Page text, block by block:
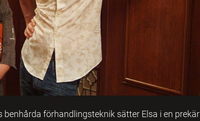
förhandlingsteknik sätter Elsa i en prekär